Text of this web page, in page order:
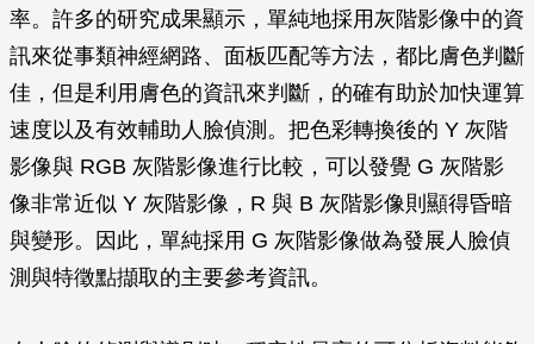
率。許多的研究成果顯示，單純地採用灰階影像中的資
訊來從事類神經網路、面板匹配等方法，都比膚色判斷
佳，但是利用膚色的資訊來判斷，的確有助於加快運算
速度以及有效輔助人臉偵測。把色彩轉換後的 Y 灰階
影像與 RGB 灰階影像進行比較，可以發覺 G 灰階影
像非常近似 Y 灰階影像，R 與 B 灰階影像則顯得昏暗
與變形。因此，單純採用 G 灰階影像做為發展人臉偵
測與特徵點擷取的主要參考資訊。